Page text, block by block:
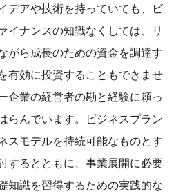
デアや技術を持っていても、ビ
イナンスの知識なくしては、リ
がら成長のための資金を調達す
有効に投資することもできませ
企業の経営者の勘と経験に頼っ
らんでいます。ビジネスプラン
スモデルを持続可能なものとす
するとともに、事業展開に必要
知識を習得するための実践的な